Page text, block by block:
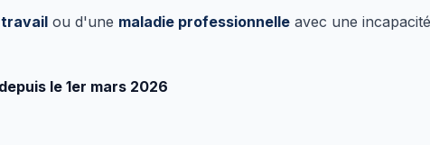
ou d'une maladie professionnelle avec une incapacité
le 1er mars 2026